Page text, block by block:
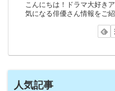
こんにちは！ドラマ大好き
気になる俳優さん情報をご紹
人気記事